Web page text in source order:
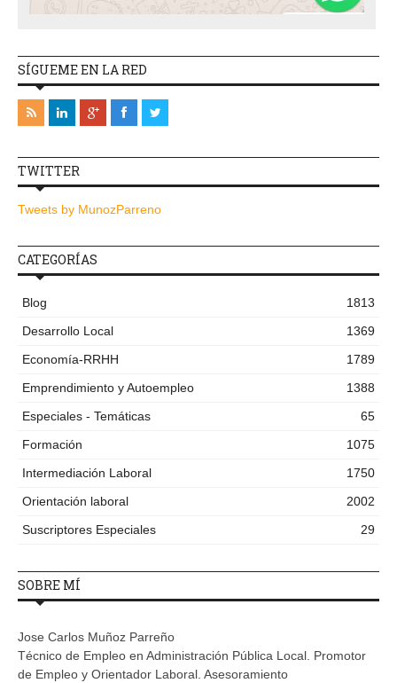
SÍGUEME EN LA RED
TWITTER
Tweets by MunozParreno
CATEGORÍAS
Blog
1813
Desarrollo Local
1369
Economía-RRHH
1789
Emprendimiento y Autoempleo
1388
Especiales - Temáticas
65
Formación
1075
Intermediación Laboral
1750
Orientación laboral
2002
Suscriptores Especiales
29
SOBRE MÍ
Jose Carlos Muñoz Parreño
Técnico de Empleo en Administración Pública Local. Promotor
de Empleo y Orientador Laboral. Asesoramiento